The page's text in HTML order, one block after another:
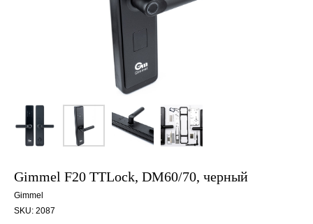
Gimmel F20 TTLock, DM60/70, черный
Gimmel
SKU: 2087